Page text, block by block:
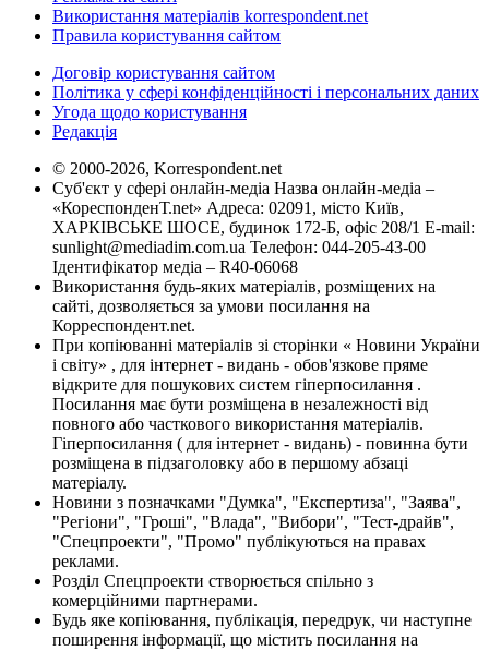
Використання матеріалів korrespondent.net
Правила користування сайтом
Договір користування сайтом
Політика у сфері конфіденційності і персональних даних
Угода щодо користування
Редакція
© 2000-2026, Korrespondent.net
Суб'єкт у сфері онлайн-медіа Назва онлайн-медіа –
«КореспонденТ.net» Адреса: 02091, місто Київ,
ХАРКІВСЬКЕ ШОСЕ, будинок 172-Б, офіс 208/1 E-mail:
sunlight@mediadim.com.ua Телефон: 044-205-43-00
Ідентифікатор медіа – R40-06068
Використання будь-яких матеріалів, розміщених на
сайті, дозволяється за умови посилання на
Корреспондент.net.
При копіюванні матеріалів зі сторінки « Новини України
і світу» , для інтернет - видань - обов'язкове пряме
відкрите для пошукових систем гіперпосилання .
Посилання має бути розміщена в незалежності від
повного або часткового використання матеріалів.
Гіперпосилання ( для інтернет - видань) - повинна бути
розміщена в підзаголовку або в першому абзаці
матеріалу.
Новини з позначками "Думка", "Експертиза", "Заява",
"Регіони", "Гроші", "Влада", "Вибори", "Тест-драйв",
"Спецпроекти", "Промо" публікуються на правах
реклами.
Розділ Спецпроекти створюється спільно з
комерційними партнерами.
Будь яке копіювання, публікація, передрук, чи наступне
поширення інформації, що містить посилання на